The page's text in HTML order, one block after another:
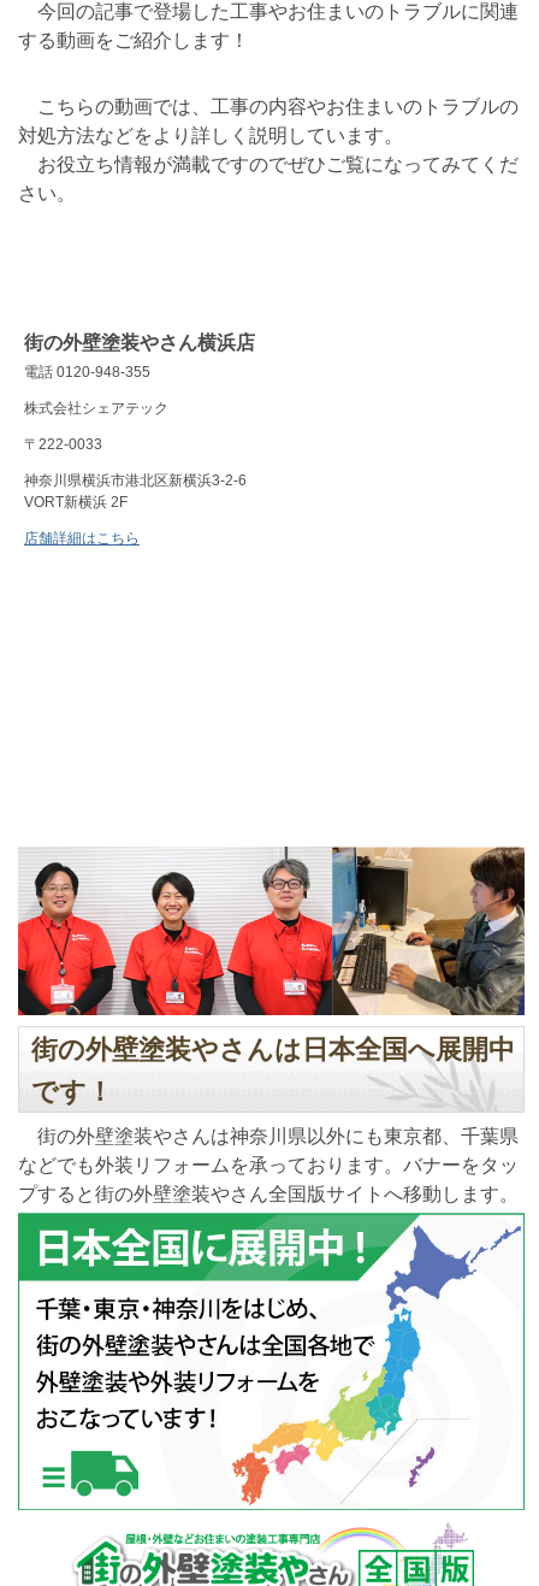
今回の記事で登場した工事やお住まいのトラブルに関連
する動画をご紹介します！
こちらの動画では、工事の内容やお住まいのトラブルの
対処方法などをより詳しく説明しています。
お役立ち情報が満載ですのでぜひご覧になってみてくだ
さい。
街の外壁塗装やさん横浜店
電話 0120-948-355
株式会社シェアテック
〒222-0033
神奈川県横浜市港北区新横浜3-2-6
VORT新横浜 2F
店舗詳細はこちら
街の外壁塗装やさんは日本全国へ展開中
です！
街の外壁塗装やさんは神奈川県以外にも東京都、千葉県
などでも外装リフォームを承っております。バナーをタッ
プすると街の外壁塗装やさん全国版サイトへ移動します。